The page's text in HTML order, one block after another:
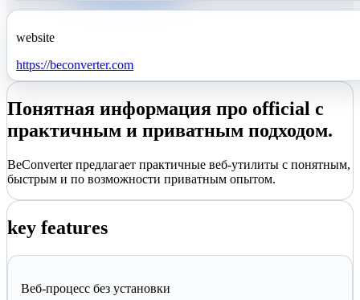
website
https://beconverter.com
Понятная информация про official с
практичным и приватным подходом.
BeConverter предлагает практичные веб-утилиты с понятным,
быстрым и по возможности приватным опытом.
key features
Веб-процесс без установки